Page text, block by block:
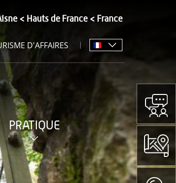
Hauts de France France
D'AFFAIRES
PRATIQUE